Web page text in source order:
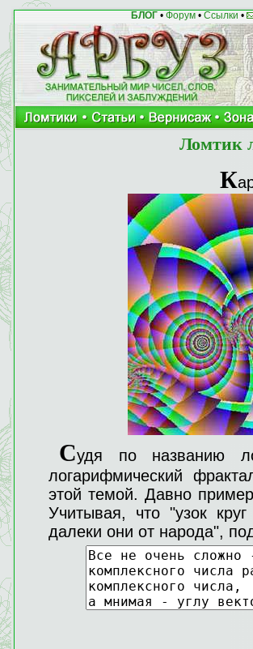
БЛОГ• Форум• Ссылки •
Ломтик
К
Судя по названию
логарифмический
этой темой. Давно
Учитывая, что "узок
далеки они от народа",